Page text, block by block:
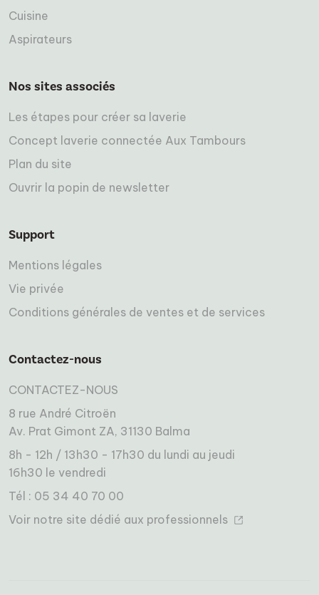
Cuisine
Aspirateurs
Nos sites associés
Les étapes pour créer sa laverie
Concept laverie connectée Aux Tambours
Plan du site
Ouvrir la popin de newsletter
Support
Mentions légales
Vie privée
Conditions générales de ventes et de services
Contactez-nous
CONTACTEZ-NOUS
8 rue André Citroën
Av. Prat Gimont ZA, 31130 Balma
8h - 12h / 13h30 - 17h30 du lundi au jeudi
16h30 le vendredi
Tél : 05 34 40 70 00
Voir notre site dédié aux professionnels